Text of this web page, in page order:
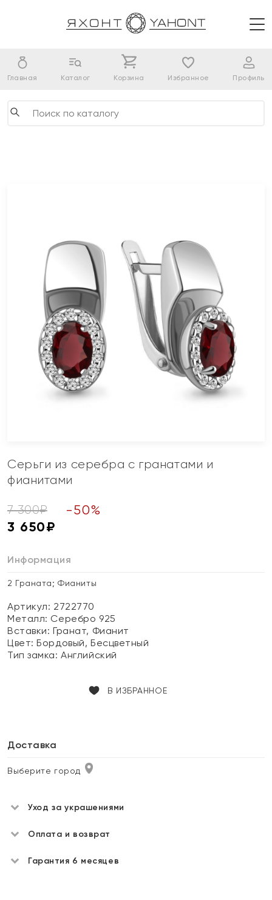
Главная Каталог Корзина Избранное Профиль
Серьги из серебра с гранатами и
фианитами
7 300₽ -50%
3 650₽
Информация
2 Граната; Фианиты
Артикул: 2722770
Металл: Серебро 925
Вставки:Гранат, Фианит
Цвет:Бордовый, Бесцветный
Тип замка:Английский
В ИЗБРАННОЕ
Доставка
Выберите город
Уход за украшениями
Оплата и возврат
Гарантия 6 месяцев